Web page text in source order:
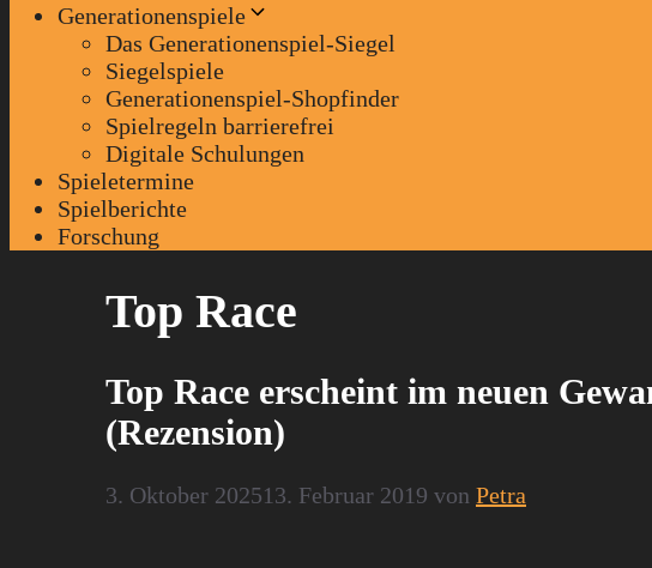
Generationenspiele
Das Generationenspiel-Siegel
Siegelspiele
Generationenspiel-Shopfinder
Spielregeln barrierefrei
Digitale Schulungen
Spieletermine
Spielberichte
Forschung
Top Race
Top Race erscheint im neuen
(Rezension)
3. Oktober 202513. Februar 2019 von Petra